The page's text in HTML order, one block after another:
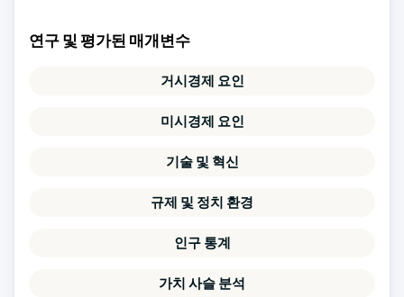
연구 및 평가된 매개변수
거시경제 요인
미시경제 요인
기술 및 혁신
규제 및 정치 환경
인구 통계
가치 사슬 분석